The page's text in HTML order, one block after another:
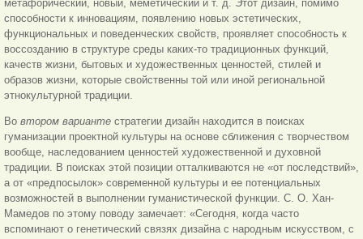
метафорический, новый, меметический и т. д. Этот дизайн, помимо
способности к инновациям, появлению новых эстетических,
функциональных и поведенческих свойств, проявляет способность к
воссозданию в структуре среды каких-то традиционных функций,
качеств жизни, бытовых и художественных ценностей, стилей и
образов жизни, которые свойственны той или иной региональной
этнокультурной традиции.
Во втором варианте стратегии дизайн находится в поисках
гуманизации проектной культуры на основе сближения с творчеством
вообще, наследованием ценностей художественной и духовной
традиции. В поисках этой позиции отталкиваются не «от последствий»,
а от «предпосылок» современной культуры и ее потенциальных
возможностей в выполнении гуманистической функции. С. О. Хан-
Мамедов по этому поводу замечает: «Сегодня, когда часто
вспоминают о генетический связях дизайна с народным искусством, с